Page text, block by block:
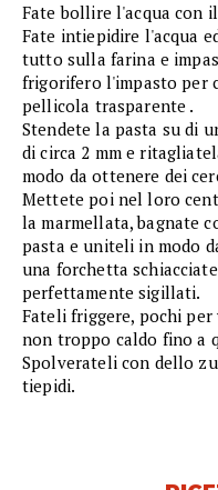
Fate bollire l'acqua con
Fate intiepidire l'acqua
tutto sulla farina e
frigorifero l'impasto per
pellicola trasparente .
Stendete la pasta su di
di circa 2 mm e
modo da ottenere dei
Mettete poi nel loro
la marmellata, bagnate
pasta e uniteli in modo
una forchetta
perfettamente sigillati.
Fateli friggere, pochi
non troppo caldo fino a
Spolverateli con dello
tiepidi.